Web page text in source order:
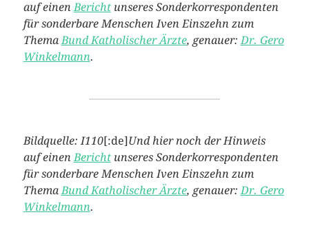
auf einenBerichtunseres Sonderkorrespondenten
für sonderbare Menschen Iven Einszehn zum
ThemaBund Katholischer Ärzte, genauer:Dr. Gero
Winkelmann.
Bildquelle: I110[:de]Und hier noch der Hinweis
auf einenBerichtunseres Sonderkorrespondenten
für sonderbare Menschen Iven Einszehn zum
ThemaBund Katholischer Ärzte, genauer:Dr. Gero
Winkelmann.